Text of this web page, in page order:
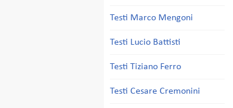
Testi Marco Mengoni
Testi Lucio Battisti
Testi Tiziano Ferro
Testi Cesare Cremonini